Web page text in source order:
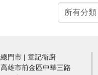
總門市 | 章記衛廚
高雄市前金區中華三路